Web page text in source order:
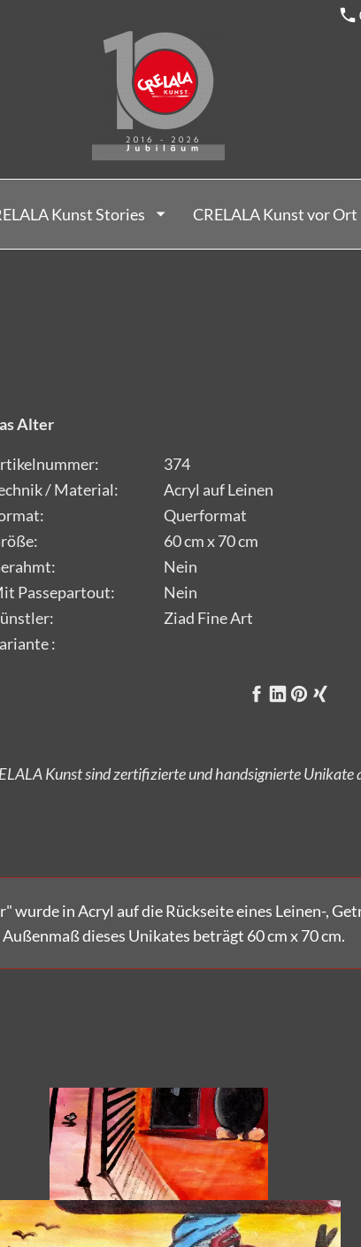
Kunst Stories CRELALA Kunst vor Ort
Alter
374
/ Material:
Acryl auf Leinen
Querformat
60 cm x 70 cm
Nein
Passepartout:
Nein
Ziad Fine Art
:
Versandkostenfrei bestellen!
wurde in Acryl auf die Rückseite eines Leinen-,
Außenmaß dieses Unikates beträgt 60 cm x 70 cm.